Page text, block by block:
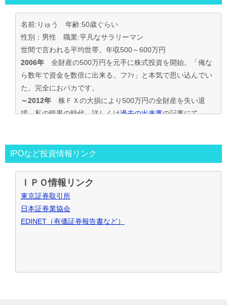
名前:りゅう 年齢:50歳ぐらい
性別：男性 職業:平凡なサラリーマン
世間で言われる平均世帯。年収500～600万円
2006年 全財産の500万円を元手に株式投資を開始。「俺な
ら数年で資金を数倍に出来る。フﾌｯ」と本気で思い込んでい
た。完全におバカです。
～2012年 株ＦＸの大損により500万円の全財産を失い退
場。私の暗黒の時代。詳しくは過去の出来事の記事にて
投資の王道は手堅くｺﾂｺﾂ長期間、実践して利益を積上げて行
く事と気付く。
IPO投資で毎年50万円ずつ増やす目標。
～2016年目標を大きく上回り500万円の大損分を取り戻す
事が出来た。
2017年～資金も順調に増えたのでIPO投資資金を500万円
で残りの資金でIPOｾｶﾝﾀﾞﾘｰ･ﾛﾎﾞｱﾄﾞﾊﾞｲｻﾞｰ･ｿｰｼｬﾙﾚﾝﾃﾞｨﾝｸﾞ･暴
IPOなど投資情報リンク
ＩＰＯ情報リンク
東京証券取引所
日本証券業協会
EDINET（有価証券報告書など）